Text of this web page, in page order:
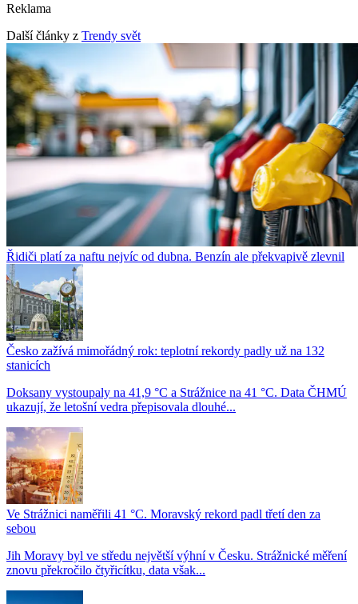
Reklama
Další články z Trendy svět
Řidiči platí za naftu nejvíc od dubna. Benzín ale překvapivě zlevnil
Česko zažívá mimořádný rok: teplotní rekordy padly už na 132
stanicích
Doksany vystoupaly na 41,9 °C a Strážnice na 41 °C. Data ČHMÚ
ukazují, že letošní vedra přepisovala dlouhé...
Ve Strážnici naměřili 41 °C. Moravský rekord padl třetí den za
sebou
Jih Moravy byl ve středu největší výhní v Česku. Strážnické měření
znovu překročilo čtyřicítku, data však...